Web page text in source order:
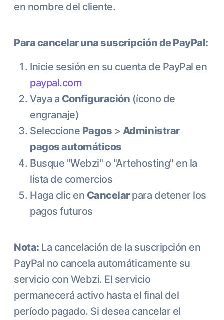
en nombre del cliente.
Para cancelar una suscripción de PayPal:
Inicie sesión en su cuenta de PayPal en
paypal.com
Vaya a Configuración (ícono de
engranaje)
Seleccione Pagos > Administrar
pagos automáticos
Busque "Webzi" o "Artehosting" en la
lista de comercios
Haga clic en Cancelarpara detener los
pagos futuros
Nota: La cancelación de la suscripción en
PayPal no cancela automáticamente su
servicio con Webzi. El servicio
permanecerá activo hasta el final del
período pagado. Si desea cancelar el